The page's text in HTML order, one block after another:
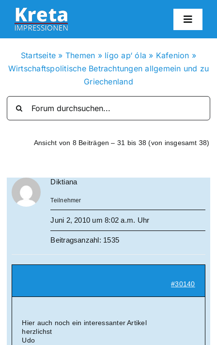
Zum
Inhalt
springen
nach:
Startseite » Themen » lígo ap‘ óla » Kafenion »
Wirtschaftspolitische Betrachtungen allgemein und zu
Griechenland
Ansicht von 8 Beiträgen – 31 bis 38 (von insgesamt 38)
Diktiana
Teilnehmer
Juni 2, 2010 um 8:02 a.m. Uhr
Beitragsanzahl: 1535
#30140
Hier auch noch ein interessanter Artikel
herzlichst
Udo